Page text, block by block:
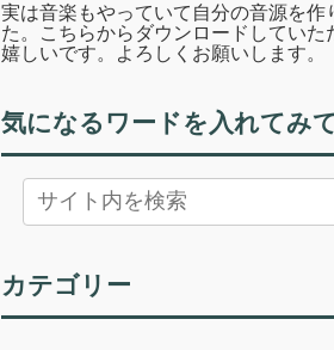
実は音楽もやっていて自分の音源を作
た。こちらからダウンロードしていた
嬉しいです。よろしくお願いします。
気になるワードを入れてみ
カテゴリー